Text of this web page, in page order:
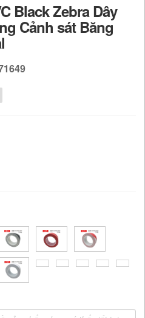
Black Zebra Dây
Cảnh sát Băng